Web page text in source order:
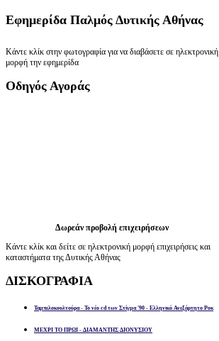
Εφημερίδα Παλμός Δυτικής Αθήνας
Κάντε κλίκ στην φωτογραφία για να διαβάσετε σε ηλεκτρονική
μορφή την εφημερίδα
Οδηγός Αγοράς
Δωρεάν προβολή επιχειρήσεων
Κάντε κλίκ και δείτε σε ηλεκτρονική μορφή επιχειρήσεις και
καταστήματα της Δυτικής Αθήνας
ΔΙΣΚΟΓΡΑΦΙΑ
Ταμπελοκουλτούρα - Το νέο cd των Στίγμα '90 - Ελληνικό Ανεξάρτητο Ροκ
ΜΕΧΡΙ ΤΟ ΠΡΩΙ - ΔΙΑΜΑΝΤΗΣ ΔΙΟΝΥΣΙΟΥ